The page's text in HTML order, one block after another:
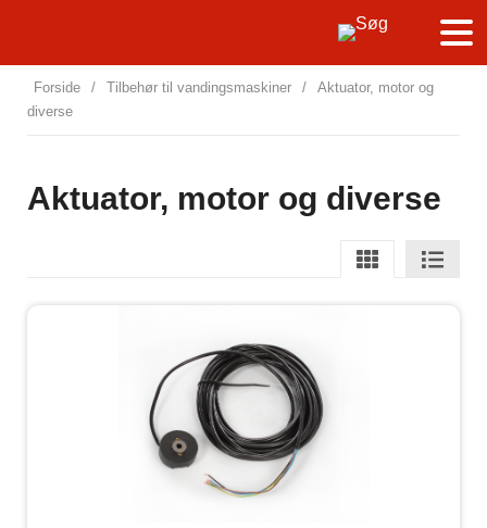
Forside / Tilbehør til vandingsmaskiner /
Aktuator, motor og
diverse
Aktuator, motor og diverse